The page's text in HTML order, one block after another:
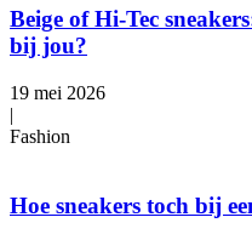
Beige of Hi-Tec
bij jou?
19 mei 2026
|
Fashion
Hoe sneakers toch bij